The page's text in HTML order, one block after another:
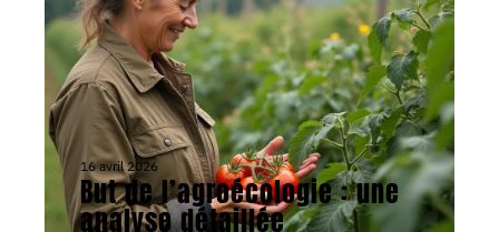
16 avril 2026
But de l’agroécologie : une
analyse détaillée